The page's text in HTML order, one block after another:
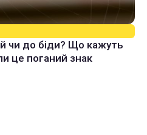
чи до біди? Що кажуть
це поганий знак